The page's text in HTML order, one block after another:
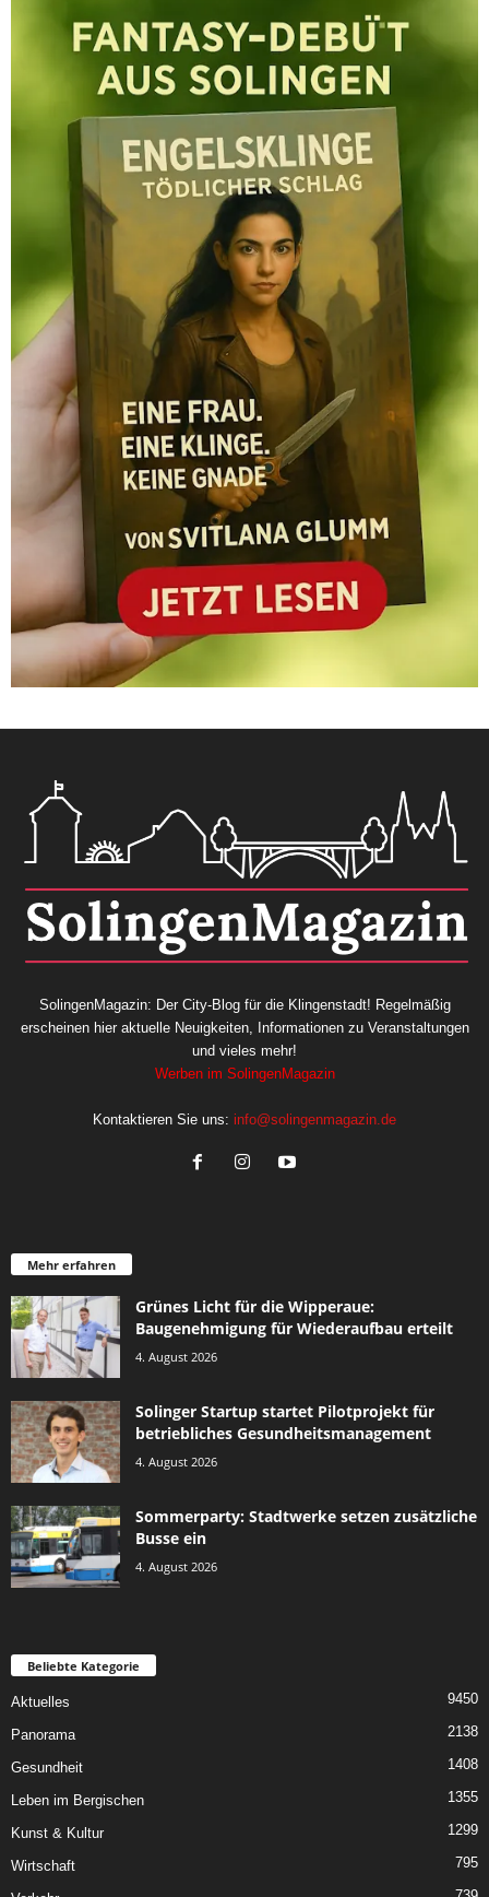
SolingenMagazin: Der City-Blog für die Klingenstadt! Regelmäßig
erscheinen hier aktuelle Neuigkeiten, Informationen zu Veranstaltungen
und vieles mehr!
Werben im SolingenMagazin
Kontaktieren Sie uns: info@solingenmagazin.de
Mehr erfahren
Grünes Licht für die Wipperaue:
Baugenehmigung für Wiederaufbau erteilt
4. August 2026
Solinger Startup startet Pilotprojekt für
betriebliches Gesundheitsmanagement
4. August 2026
Sommerparty: Stadtwerke setzen zusätzliche
Busse ein
4. August 2026
Beliebte Kategorie
Aktuelles 9450
Panorama 2138
Gesundheit 1408
Leben im Bergischen 1355
Kunst & Kultur 1299
Wirtschaft 795